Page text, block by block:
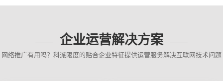
企业运营解决方案
网络推广有用吗？科派限度的贴合企业特征提供运营服务解决互联网技术问题